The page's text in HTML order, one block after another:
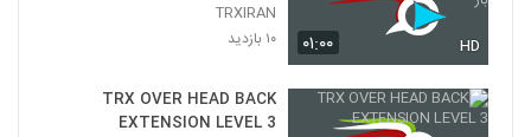
۰۱:۰۰ HD
TRXIRAN
۱۰ بازدید
TRX OVER HEAD BACK
EXTENSION LEVEL 3